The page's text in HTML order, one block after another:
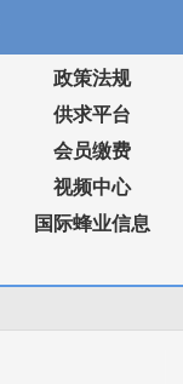
政策法规
供求平台
会员缴费
视频中心
国际蜂业信息